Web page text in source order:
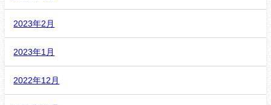
2023年2月
2023年1月
2022年12月